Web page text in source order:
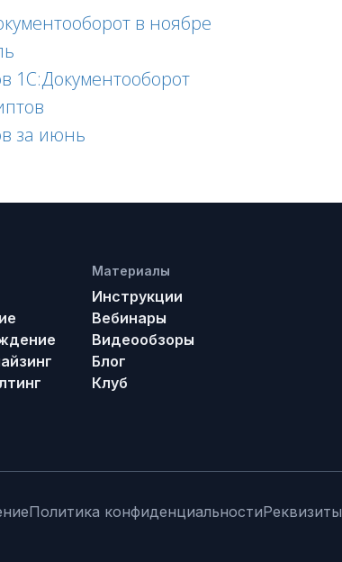
в ноябре
1С:Документооборот
за июнь
Материалы
Инструкции
Вебинары
Видеообзоры
Блог
Клуб
Политика конфиденциальностиРеквизиты